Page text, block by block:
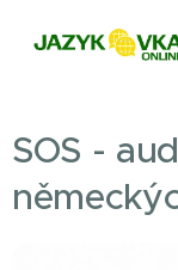
SOS -